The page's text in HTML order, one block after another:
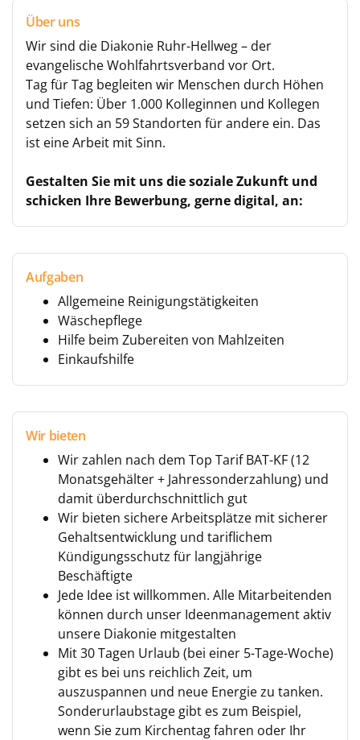
Über uns
Wir sind die Diakonie Ruhr-Hellweg – der
evangelische Wohlfahrtsverband vor Ort.
Tag für Tag begleiten wir Menschen durch Höhen
und Tiefen: Über 1.000 Kolleginnen und Kollegen
setzen sich an 59 Standorten für andere ein. Das
ist eine Arbeit mit Sinn.
Gestalten Sie mit uns die soziale Zukunft und
schicken Ihre Bewerbung, gerne digital, an:
Aufgaben
Allgemeine Reinigungstätigkeiten
Wäschepflege
Hilfe beim Zubereiten von Mahlzeiten
Einkaufshilfe
Wir bieten
Wir zahlen nach dem Top Tarif BAT-KF (12
Monatsgehälter + Jahressonderzahlung) und
damit überdurchschnittlich gut
Wir bieten sichere Arbeitsplätze mit sicherer
Gehaltsentwicklung und tariflichem
Kündigungsschutz für langjährige
Beschäftigte
Jede Idee ist willkommen. Alle Mitarbeitenden
können durch unser Ideenmanagement aktiv
unsere Diakonie mitgestalten
Mit 30 Tagen Urlaub (bei einer 5-Tage-Woche)
gibt es bei uns reichlich Zeit, um
auszuspannen und neue Energie zu tanken.
Sonderurlaubstage gibt es zum Beispiel,
wenn Sie zum Kirchentag fahren oder Ihr